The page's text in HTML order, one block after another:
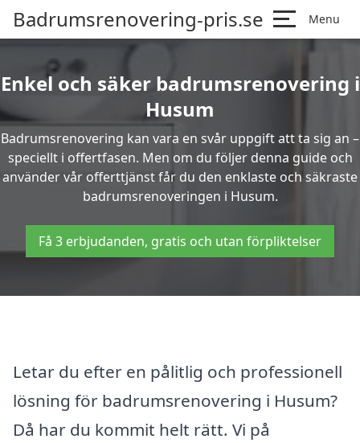
Badrumsrenovering-pris.se Menu
Enkel och säker badrumsrenovering i
Husum
Badrumsrenovering kan vara en svår uppgift att ta sig an –
speciellt i offertfasen. Men om du följer denna guide och
använder vår offerttjänst får du den enklaste och säkraste
badrumsrenoveringen i Husum.
Få 3 erbjudanden, gratis och utan förpliktelser
Letar du efter en pålitlig och professionell
lösning för badrumsrenovering i Husum?
Då har du kommit helt rätt. Vi på